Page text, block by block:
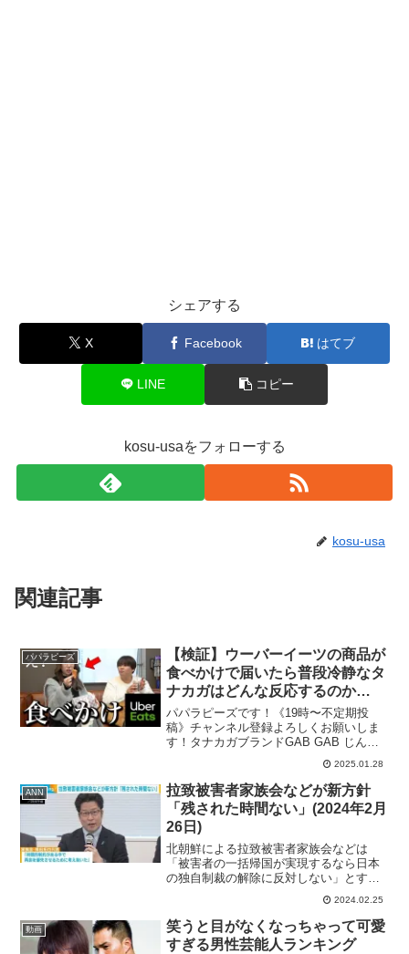
シェアする
X Facebook はてブ
LINE コピー
kosu-usaをフォローする
kosu-usa
関連記事
パパラピーズ
【検証】ウーバーイーツの商品が
食べかけで届いたら普段冷静なタ
ナカガはどんな反応するのか
www
パパラピーズです！《19時〜不定期投
稿》チャンネル登録よろしくお願いしま
す！タナカガブランドGAB GAB じんじ
んブランド JINCL 【パパラピーズのス
ゴイじゃんTV‼︎】毎週水曜深夜にメ〜テ
レで放送！※地上波は愛知・岐阜・三重
の東海エ...
2025.01.28
ANN
拉致被害者家族会などが新方針
「残された時間ない」(2024年2月
26日)
北朝鮮による拉致被害者家族会などは
「被害者の一括帰国が実現するなら日本
の独自制裁の解除に反対しない」とする
新しい運動方針を決めました。拉致被害
者家族会 横田拓也代表「（拉致被害者
は）2002年以降、誰一人取り戻すことが
できていない。（親世代...
2024.02.25
動画
笑うと目がなくなっちゃって可愛
すぎる男性芸能人ランキング